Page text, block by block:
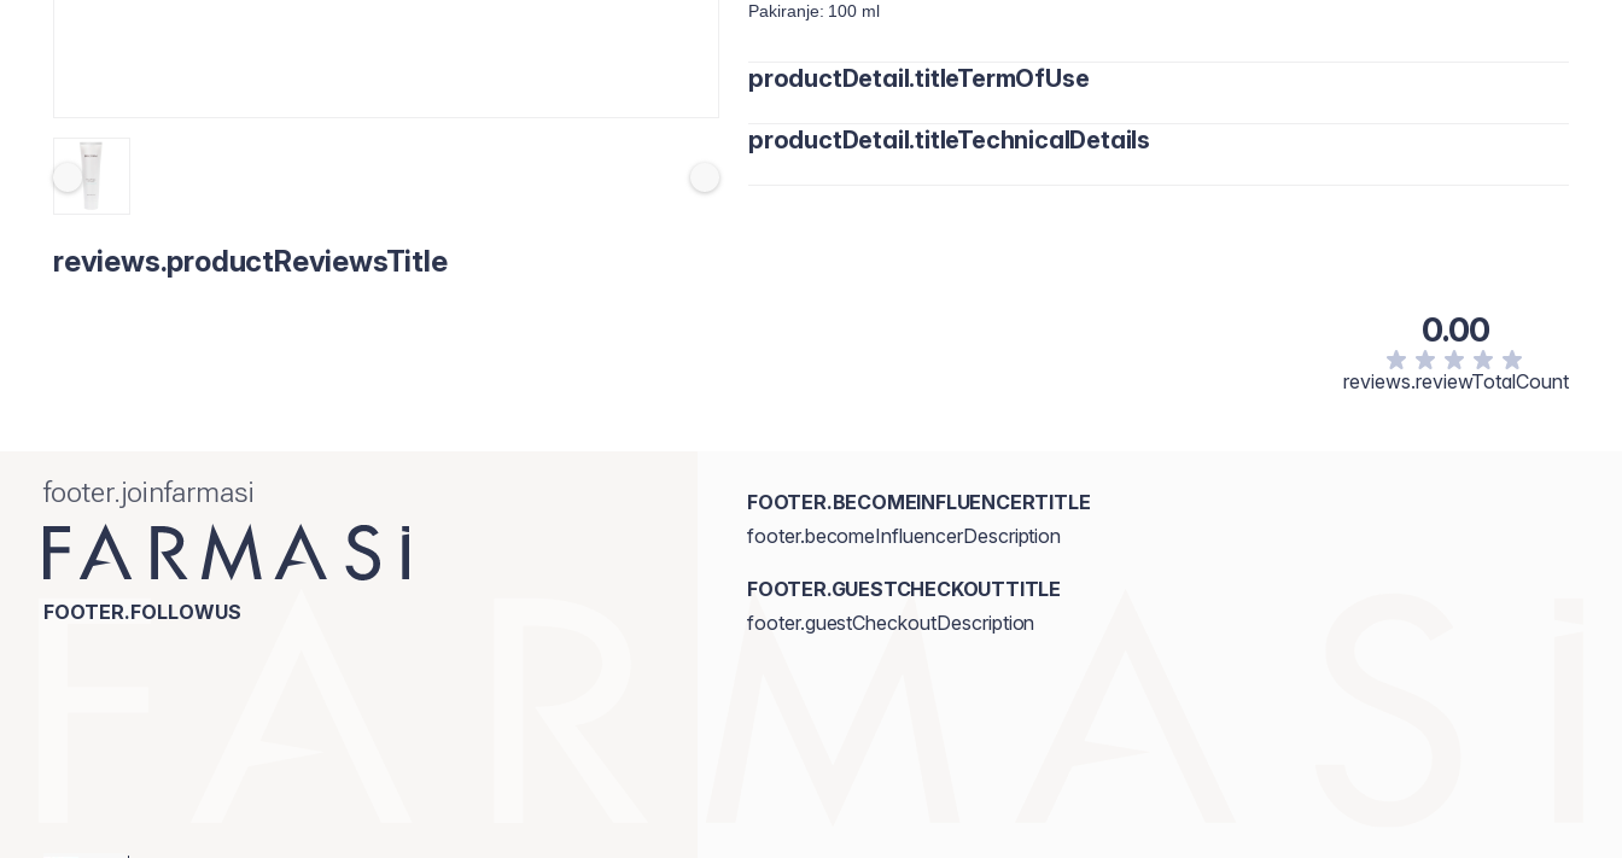
Pakiranje: 100 ml
productDetail.titleTermOfUse
Uporabljajte zjutraj in zvečer. Masirajte na vlažen obraz. Izogibajte se predelom okrog oči in
productDetail.titleTechnicalDetails
reviews.productReviewsTitle
0.00
reviews.reviewTotalCount
footer.joinfarmasi
FOOTER.FOLLOWUS
FOOTER.BECOMEINFLUENCERTITLE
footer.becomeInfluencerDescription
FOOTER.GUESTCHECKOUTTITLE
footer.guestCheckoutDescription